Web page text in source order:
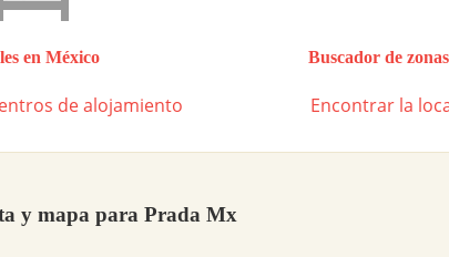
en México
de alojamiento
Buscador de
Encontrar la
y mapa para Prada Mx